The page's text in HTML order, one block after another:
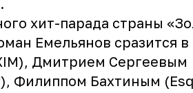
хит-парада страны
Емельянов сразится
Дмитрием Сергеевым
Филиппом Бахтиным